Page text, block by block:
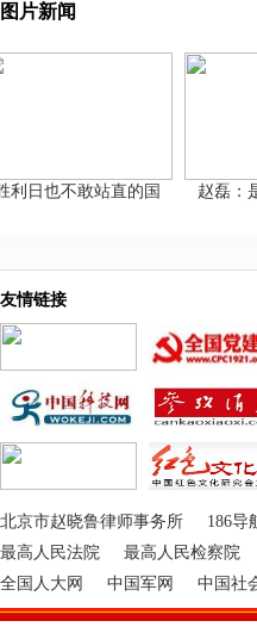
图片新闻
日也不敢站直的国 赵磊：是
友情链接
北京市赵晓鲁律师事务所 186导
最高人民法院
最高人民检察院
全国人大网
中国军网 中国社